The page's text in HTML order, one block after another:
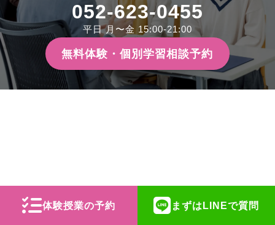
052-623-0455
平日 月〜金 15:00-21:00
無料体験・個別学習相談予約
体験授業の予約 まずはLINEで質問